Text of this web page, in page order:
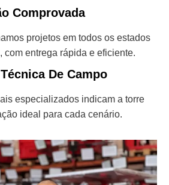
Comprovada
projetos em todos os estados
com entrega rápida e eficiente.
De Campo
especializados indicam a torre
ideal para cada cenário.